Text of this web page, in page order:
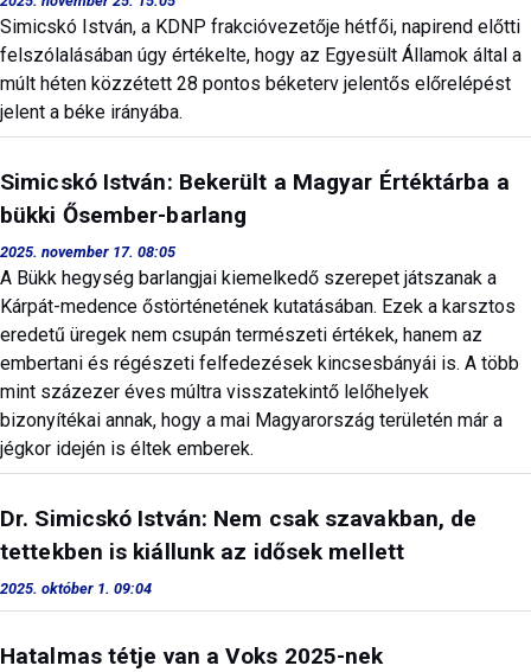
Simicskó István, a KDNP frakcióvezetője hétfői, napirend előtti
felszólalásában úgy értékelte, hogy az Egyesült Államok által a
múlt héten közzétett 28 pontos béketerv jelentős előrelépést
jelent a béke irányába.
Simicskó István: Bekerült a Magyar Értéktárba a
bükki Ősember-barlang
2025. november 17. 08:05
A Bükk hegység barlangjai kiemelkedő szerepet játszanak a
Kárpát-medence őstörténetének kutatásában. Ezek a karsztos
eredetű üregek nem csupán természeti értékek, hanem az
embertani és régészeti felfedezések kincsesbányái is. A több
mint százezer éves múltra visszatekintő lelőhelyek
bizonyítékai annak, hogy a mai Magyarország területén már a
jégkor idején is éltek emberek.
Dr. Simicskó István: Nem csak szavakban, de
tettekben is kiállunk az idősek mellett
2025. október 1. 09:04
Hatalmas tétje van a Voks 2025-nek